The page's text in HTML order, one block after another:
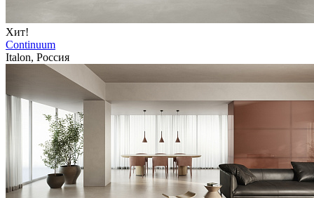
Хит!
Continuum
Italon, Россия